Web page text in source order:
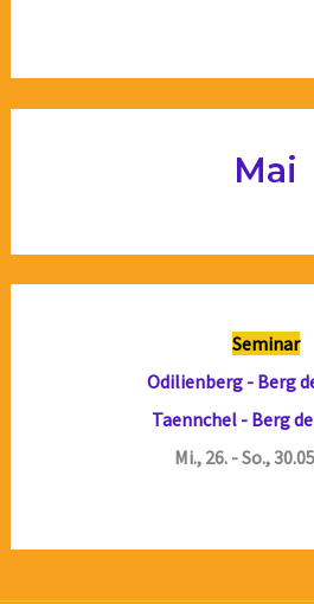
Mai
Seminar
Odilienberg - Berg
Taennchel - Berg
Mi., 26. - So.,